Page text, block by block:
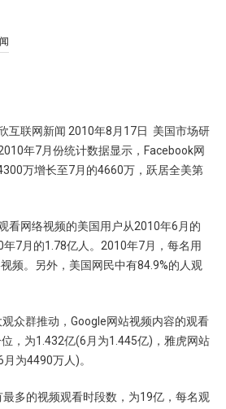
互联网新闻 2010年8月17日 美国市场研
年7月份统计数据显示，Facebook网
万增长至7月的4660万，跃居全美第
看网络视频的美国用户从2010年6月的
7月的1.78亿人。2010年7月，每名用
频。另外，美国网民中有84.9%的人观
众群推动，Google网站视频内容的观看
，为1.432亿(6月为1.445亿)，雅虎网站
为4490万人)。
多的视频观看时段数，为19亿，每名观